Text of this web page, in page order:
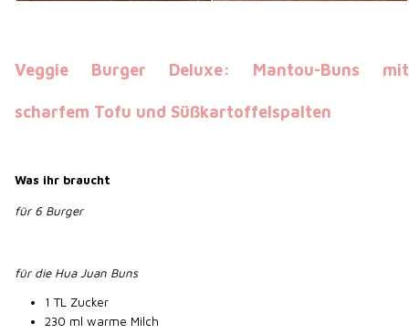
Veggie Burger Deluxe: Mantou-Buns mit
scharfem Tofu und Süßkartoffelspalten
Was ihr braucht
für 6 Burger
für die Hua Juan Buns
1 TL Zucker
230 ml warme Milch